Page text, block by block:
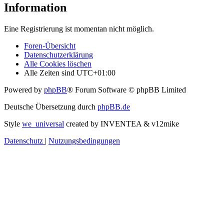
Information
Eine Registrierung ist momentan nicht möglich.
Foren-Übersicht
Datenschutzerklärung
Alle Cookies löschen
Alle Zeiten sind UTC+01:00
Powered by phpBB® Forum Software © phpBB Limited
Deutsche Übersetzung durch phpBB.de
Style we_universal created by INVENTEA & v12mike
Datenschutz | Nutzungsbedingungen